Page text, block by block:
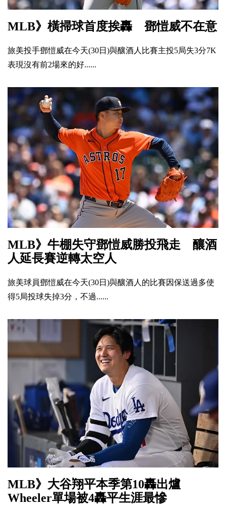
MLB》橫掃球首度挨轟 鄧愷威不在意
旅美投手鄧愷威在今天(30日)與釀酒人比賽主投5局失3分7K
表現沒有前2場來的好......
MLB》牛棚失守鄧愷威勝投飛走 釀酒
人延長賽逆轉太空人
旅美球員鄧愷威在今天(30日)與釀酒人的比賽因保送過多使
得5局投球失掉3分，不過......
MLB》大谷翔平本季第10轟出爐
Wheeler單場被4轟平生涯最慘